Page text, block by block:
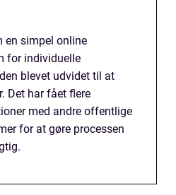
en simpel online
for individuelle
blevet udvidet til at
Det har fået flere
med andre offentlige
for at gøre processen